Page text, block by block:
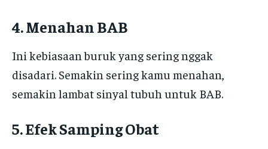
4. Menahan BAB
Ini kebiasaan buruk yang sering nggak
disadari. Semakin sering kamu menahan,
semakin lambat sinyal tubuh untuk BAB.
5. Efek Samping Obat